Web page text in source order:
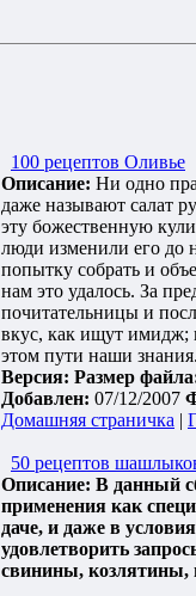
100 рецептов Оливье
Описание: Ни одно
даже называют салат
эту божественную
люди изменили его до
попытку собрать и
нам это удалось. За
почитательницы и
вкус, как ищут имидж;
этом пути наши
Версия: Размер
Добавлен: 07/12/2007
Домашняя страничка |
50 рецептов
Описание: В данный
применения как
даче, и даже в
удовлетворить
свинины, козлятины,